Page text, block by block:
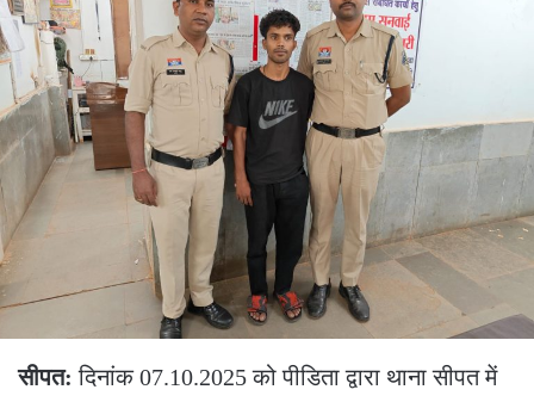
सीपत: दिनांक 07.10.2025 को पीडिता द्वारा थाना सीपत में